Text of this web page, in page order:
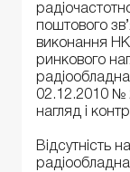
поштового
виконання
ринкового
02.12.2010 №
нагляд і
Відсутність